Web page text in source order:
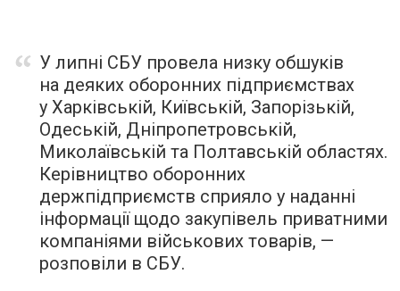
У липні СБУ провела низку обшуків
на деяких оборонних підприємствах
у Харківській, Київській, Запорізькій,
Одеській, Дніпропетровській,
Миколаївській та Полтавській областях.
Керівництво оборонних
держпідприємств сприяло у наданні
інформації щодо закупівель приватними
компаніями військових товарів, —
розповіли в СБУ.